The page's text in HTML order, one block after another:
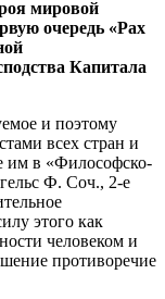
мировой
очередь «Pax
Капитала
и поэтому
всех стран и
им в «Философско-
Ф. Соч., 2-е
этого как
человеком и
противоречие